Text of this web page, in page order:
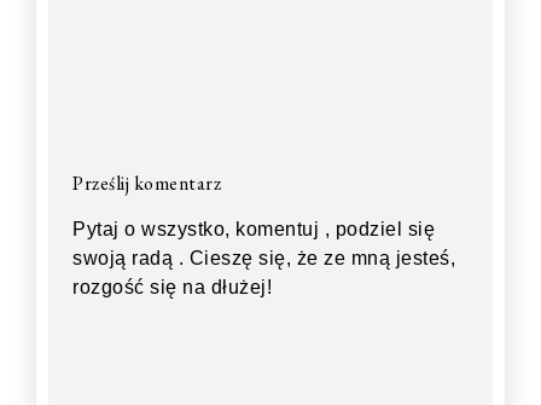
Prześlij komentarz
Pytaj o wszystko, komentuj , podziel się
swoją radą . Cieszę się, że ze mną jesteś,
rozgość się na dłużej!